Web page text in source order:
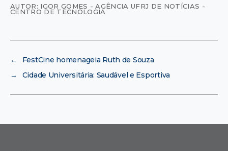
AUTOR: IGOR GOMES - AGÊNCIA UFRJ DE NOTÍCIAS -
CENTRO DE TECNOLOGIA
←
FestCine homenageia Ruth de Souza
→
Cidade Universitária: Saudável e Esportiva